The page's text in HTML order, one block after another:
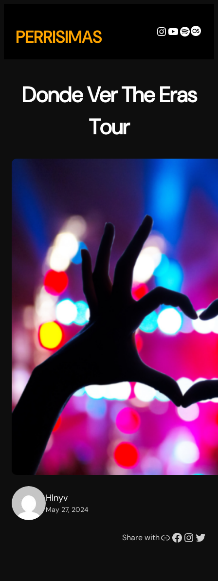
content
PERRISIMAS Instagram
YouTube
Spotify
Donde Ver The Eras
Tour
Hlnyv
May 27, 2024
Share withLink Facebook Instagram Twitter